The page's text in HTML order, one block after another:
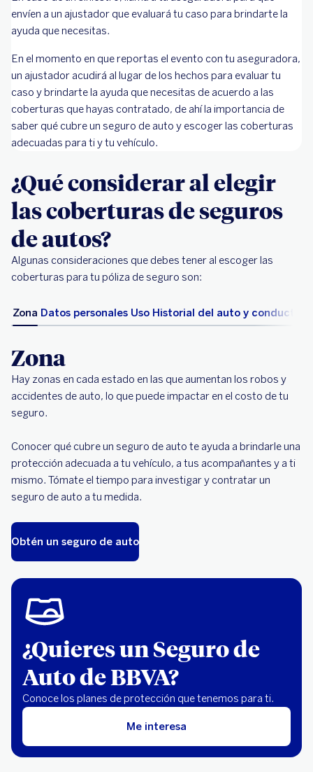
envíen a un ajustador que evaluará tu caso para brindarte la
ayuda que necesitas.
En el momento en que reportas el evento con tu aseguradora,
un ajustador acudirá al lugar de los hechos para evaluar tu
caso y brindarte la ayuda que necesitas de acuerdo a las
coberturas que hayas contratado, de ahí la importancia de
saber qué cubre un seguro de auto y escoger las coberturas
adecuadas para ti y tu vehículo.
¿Qué considerar al elegir
las coberturas de seguros
de autos?
Algunas consideraciones que debes tener al escoger las
coberturas para tu póliza de seguro son:
Zona Datos personales Uso Historial del auto y conductor
Zona
Hay zonas en cada estado en las que aumentan los robos y
accidentes de auto, lo que puede impactar en el costo de tu
seguro.
Conocer qué cubre un seguro de auto te ayuda a brindarle una
protección adecuada a tu vehículo, a tus acompañantes y a ti
mismo. Tómate el tiempo para investigar y contratar un
seguro de auto a tu medida.
Obtén un seguro de auto
¿Quieres un Seguro de
Auto de BBVA?
Conoce los planes de protección que tenemos para ti.
Me interesa